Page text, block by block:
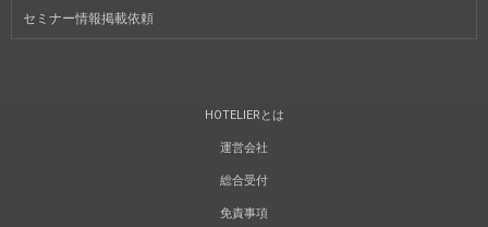
セミナー情報掲載依頼
HOTELIERとは
運営会社
総合受付
免責事項